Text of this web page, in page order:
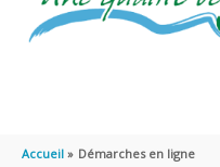
Accueil Démarches en ligne